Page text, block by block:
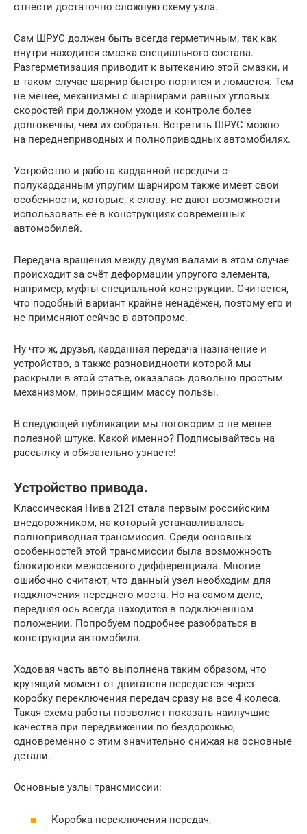
отнести достаточно сложную схему узла.
Сам ШРУС должен быть всегда герметичным, так как
внутри находится смазка специального состава.
Разгерметизация приводит к вытеканию этой смазки, и
в таком случае шарнир быстро портится и ломается. Тем
не менее, механизмы с шарнирами равных угловых
скоростей при должном уходе и контроле более
долговечны, чем их собратья. Встретить ШРУС можно
на переднеприводных и полноприводных автомобилях.
Устройство и работа карданной передачи с
полукарданным упругим шарниром также имеет свои
особенности, которые, к слову, не дают возможности
использовать её в конструкциях современных
автомобилей.
Передача вращения между двумя валами в этом случае
происходит за счёт деформации упругого элемента,
например, муфты специальной конструкции. Считается,
что подобный вариант крайне ненадёжен, поэтому его и
не применяют сейчас в автопроме.
Ну что ж, друзья, карданная передача назначение и
устройство, а также разновидности которой мы
раскрыли в этой статье, оказалась довольно простым
механизмом, приносящим массу пользы.
В следующей публикации мы поговорим о не менее
полезной штуке. Какой именно? Подписывайтесь на
рассылку и обязательно узнаете!
Устройство привода.
Классическая Нива 2121 стала первым российским
внедорожником, на который устанавливалась
полноприводная трансмиссия. Среди основных
особенностей этой трансмиссии была возможность
блокировки межосевого дифференциала. Многие
ошибочно считают, что данный узел необходим для
подключения переднего моста. Но на самом деле,
передняя ось всегда находится в подключенном
положении. Попробуем подробнее разобраться в
конструкции автомобиля.
Ходовая часть авто выполнена таким образом, что
крутящий момент от двигателя передается через
коробку переключения передач сразу на все 4 колеса.
Такая схема работы позволяет показать наилучшие
качества при передвижении по бездорожью,
одновременно с этим значительно снижая на основные
детали.
Основные узлы трансмиссии:
Коробка переключения передач,